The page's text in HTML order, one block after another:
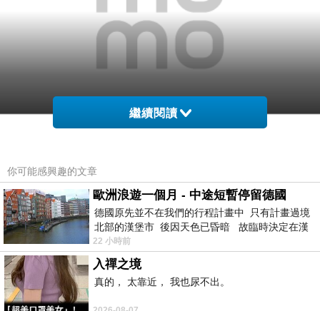
網購經驗10多年的我在想【東方翡翠寶石】財神爺
A貨天然翡翠吊墜花件-白翡、糯種、些微透光-
CG004(翡翠項鍊、翡翠玉珮)在網路上買應該會比
較便宜，
而且24小時都能買，上網慢慢挑選，慢慢比價，不
繼續閱讀
你可能感興趣的文章
歐洲浪遊一個月 - 中途短暫停留德國
德國原先並不在我們的行程計畫中 只有計畫過境
北部的漢堡市 後因天色已昏暗 故臨時決定在漢
堡市吃晚餐和過夜
22 小時前
入禪之境
真的， 太靠近， 我也尿不出。